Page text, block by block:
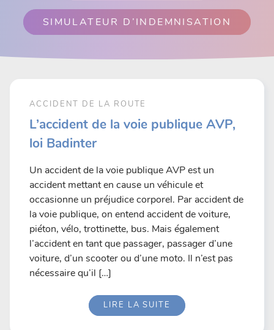
SIMULATEUR D’INDEMNISATION
ACCIDENT DE LA ROUTE
L’accident de la voie publique AVP,
loi Badinter
Un accident de la voie publique AVP est un
accident mettant en cause un véhicule et
occasionne un préjudice corporel. Par accident de
la voie publique, on entend accident de voiture,
piéton, vélo, trottinette, bus. Mais également
l’accident en tant que passager, passager d’une
voiture, d’un scooter ou d’une moto. Il n’est pas
nécessaire qu’il […]
LIRE LA SUITE